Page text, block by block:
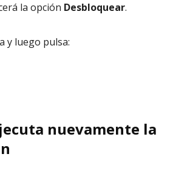
la opción Desbloquear.
y luego pulsa:
nuevamente la